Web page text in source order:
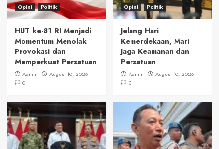
Opini Politik
HUT ke-81 RI Menjadi
Momentum Menolak
Provokasi dan
Memperkuat Persatuan
Admin
August 10, 2026
0
Opini Politik
Jelang Hari
Kemerdekaan, Mari
Jaga Keamanan dan
Persatuan
Admin
August 10, 2026
0